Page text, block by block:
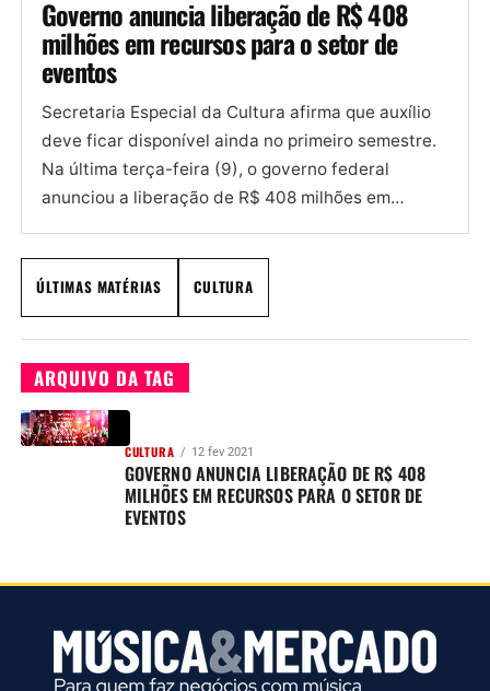
Governo anuncia liberação de R$ 408
milhões em recursos para o setor de
eventos
Secretaria Especial da Cultura afirma que auxílio
deve ficar disponível ainda no primeiro semestre.
Na última terça-feira (9), o governo federal
anunciou a liberação de R$ 408 milhões em
ÚLTIMAS MATÉRIAS CULTURA
ARQUIVO DA TAG
CULTURA 12 fev 2021
GOVERNO ANUNCIA LIBERAÇÃO DE R$ 408
MILHÕES EM RECURSOS PARA O SETOR DE
EVENTOS